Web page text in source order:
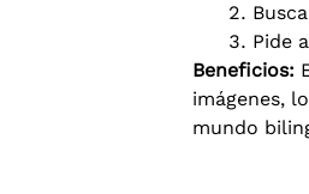
Pide
Beneficios:
imágenes,
mundo